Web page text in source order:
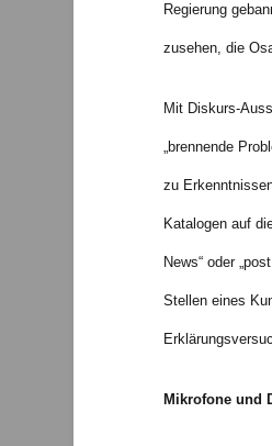
Regierung
zusehen, die
Mit Diskurs-
„brennende
zu
Katalogen auf
News“ oder
Stellen eines
Mikrofone und